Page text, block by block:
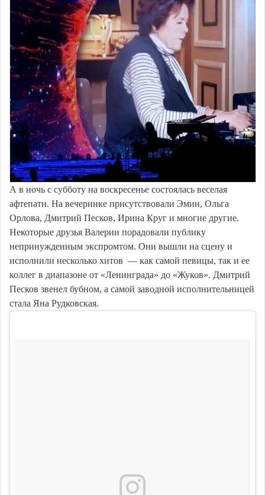
А в ночь с субботу на воскресенье состоялась веселая
афтепати. На вечеринке присутствовали Эмин, Ольга
Орлова, Дмитрий Песков, Ирина Круг и многие другие.
Некоторые друзья Валерии порадовали публику
непринужденным экспромтом. Они вышли на сцену и
исполнили несколько хитов — как самой певицы, так и ее
коллег в диапазоне от «Ленинграда» до «Жуков». Дмитрий
Песков звенел бубном, а самой заводной исполнительницей
стала Яна Рудковская.